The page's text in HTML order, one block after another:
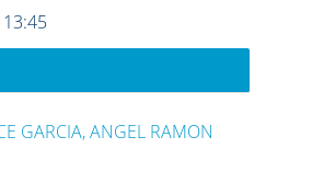
GARCIA, ANGEL RAMON